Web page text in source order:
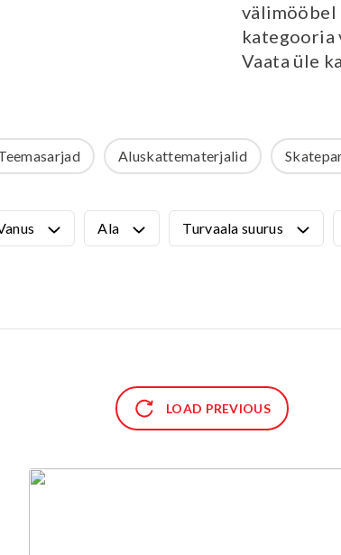
teemasari
Plaza skatepargid
Monoliitsed
Mobiilsed
VÄLIMÖÖBEL
Laste lauad ja pingid
välimööbel
kategooria
Vaata üle
Aluskattematerjalid
Ala Turvaala suurus
LOAD PREVIOUS